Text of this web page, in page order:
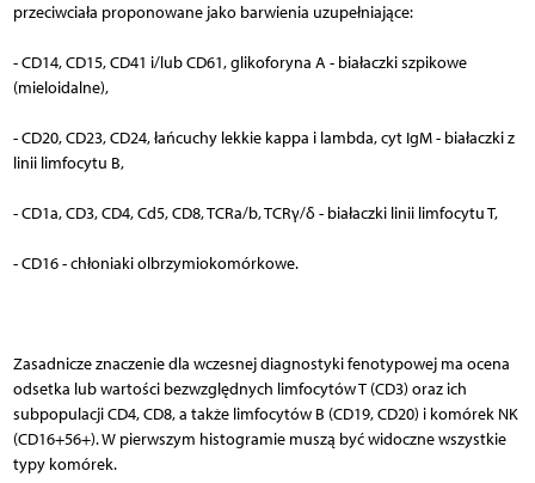
przeciwciała proponowane jako barwienia uzupełniające:
- CD14, CD15, CD41 i/lub CD61, glikoforyna A - białaczki szpikowe
(mieloidalne),
- CD20, CD23, CD24, łańcuchy lekkie kappa i lambda, cyt IgM - białaczki z
linii limfocytu B,
- CD1a, CD3, CD4, Cd5, CD8, TCRa/b, TCRγ/δ - białaczki linii limfocytu T,
- CD16 - chłoniaki olbrzymiokomórkowe.
Zasadnicze znaczenie dla wczesnej diagnostyki fenotypowej ma ocena
odsetka lub wartości bezwzględnych limfocytów T (CD3) oraz ich
subpopulacji CD4, CD8, a także limfocytów B (CD19, CD20) i komórek NK
(CD16+56+). W pierwszym histogramie muszą być widoczne wszystkie
typy komórek.